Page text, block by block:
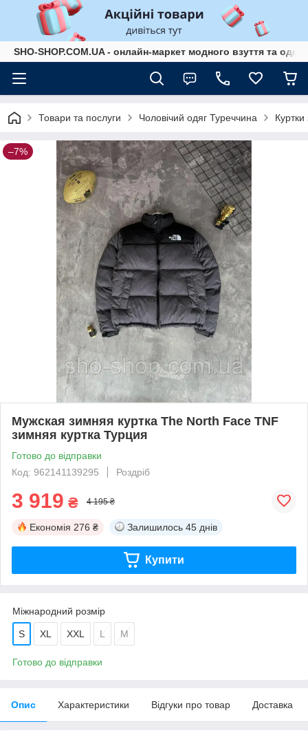
SHO-SHOP.COM.UA - онлайн-маркет модного взуття та
Товари та послуги Чоловічий одяг Туреччина
–7%
Мужская зимняя куртка The North Face TNF
зимняя куртка Турция
Готово до відправки
Код: 962141139295
Роздріб
3 919 ₴ 4 195 ₴
Економія 276 ₴ Залишилось 45 днів
Купити
Міжнародний розмір
S XL XXL L M
Готово до відправки
Опис Характеристики Відгуки про товар Доставка